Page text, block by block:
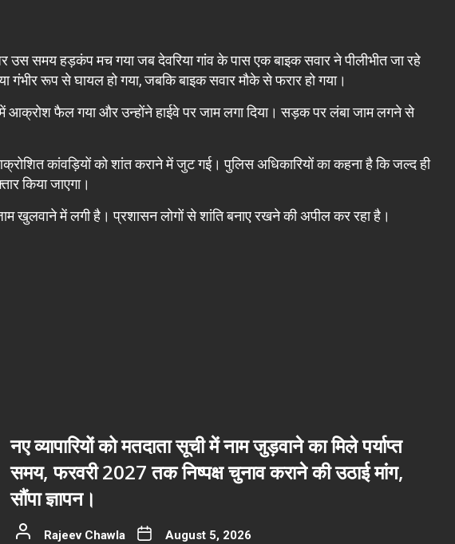
उस समय हड़कंप मच गया जब देवरिया गांव के पास एक बाइक सवार ने पीलीभीत जा रहे
गंभीर रूप से घायल हो गया, जबकि बाइक सवार मौके से फरार हो गया।
आक्रोश फैल गया और उन्होंने हाईवे पर जाम लगा दिया। सड़क पर लंबा जाम लगने से
कांवड़ियों को शांत कराने में जुट गई। पुलिस अधिकारियों का कहना है कि जल्द ही
किया जाएगा।
खुलवाने में लगी है। प्रशासन लोगों से शांति बनाए रखने की अपील कर रहा है।
नए व्यापारियों को मतदाता सूची में नाम जुड़वाने का मिले पर्याप्त
समय, फरवरी 2027 तक निष्पक्ष चुनाव कराने की उठाई मांग,
सौंपा ज्ञापन।
Rajeev Chawla August 5, 2026